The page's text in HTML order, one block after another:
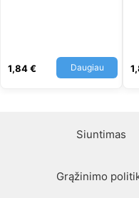
1,84€ Daugiau
Siuntimas
Grąžinimo